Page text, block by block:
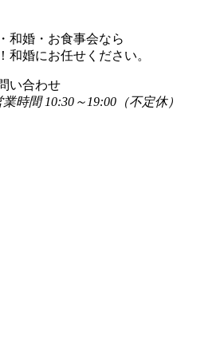
和婚・お食事会なら
和婚にお任せください。
い合わせ
業時間 10:30～19:00（不定休）